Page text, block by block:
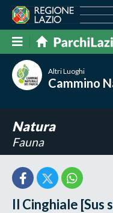
Altri Luoghi
Cammino
Natura
Fauna
Il Cinghiale [Sus